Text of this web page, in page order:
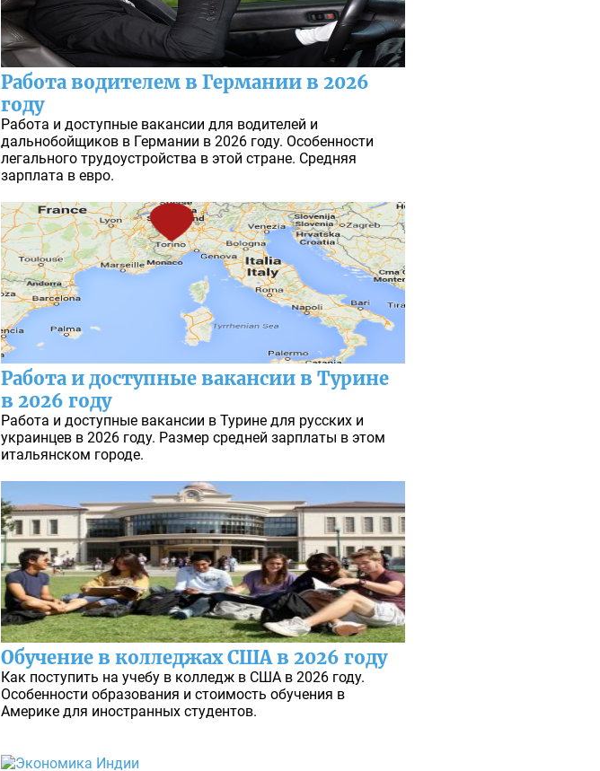
Работа водителем в Германии в 2026
году
Работа и доступные вакансии для водителей и
дальнобойщиков в Германии в 2026 году. Особенности
легального трудоустройства в этой стране. Средняя
зарплата в евро.
Работа и доступные вакансии в Турине
в 2026 году
Работа и доступные вакансии в Турине для русских и
украинцев в 2026 году. Размер средней зарплаты в этом
итальянском городе.
Обучение в колледжах США в 2026 году
Как поступить на учебу в колледж в США в 2026 году.
Особенности образования и стоимость обучения в
Америке для иностранных студентов.